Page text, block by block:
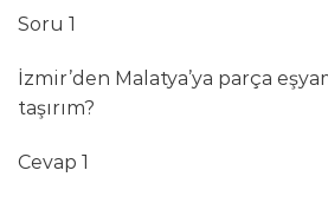
Soru 1
İzmir’den Malatya’ya parça
taşırım?
Cevap 1